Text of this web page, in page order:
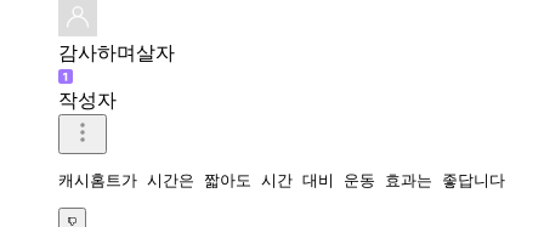
감사하며살자
작성자
캐시홈트가 시간은 짧아도 시간 대비 운동 효과는 좋답니다